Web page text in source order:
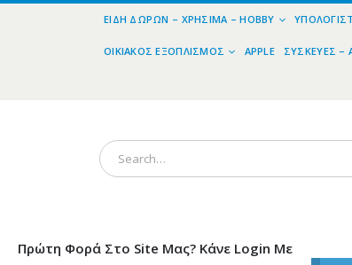
ΕΊΔΗ ΔΏΡΩΝ – ΧΡΉΣΙΜΑ – HOBBY
ΟΙΚΙΑΚΌΣ ΕΞΟΠΛΙΣΜΌΣ APPLE ΣΥΣΚΕΥΈΣ –
Πρώτη Φορά Στο Site Μας? Κάνε Login Με